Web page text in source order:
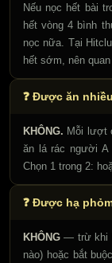
Nếu nọc hết bài
hết vòng 4 bình
nọc nữa. Tại
hết sớm, nên
❓ Được ăn
KHÔNG. Mỗi lượt
ăn lá rác người A
Chọn 1 trong 2:
❓ Được hạ
KHÔNG — trừ khi
nào) hoặc bắt